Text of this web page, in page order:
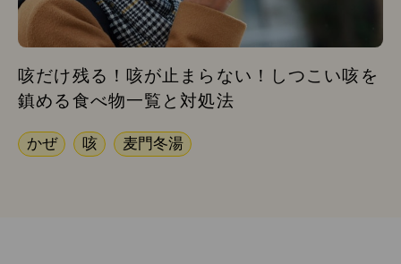
咳だけ残る！咳が止まらない！しつこい咳を
鎮める食べ物一覧と対処法
かぜ 咳 麦門冬湯